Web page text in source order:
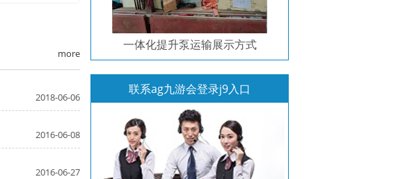
more
2018-06-06
2016-06-08
2016-06-27
一体化提升泵运输展示方式
联系ag九游会登录j9入口